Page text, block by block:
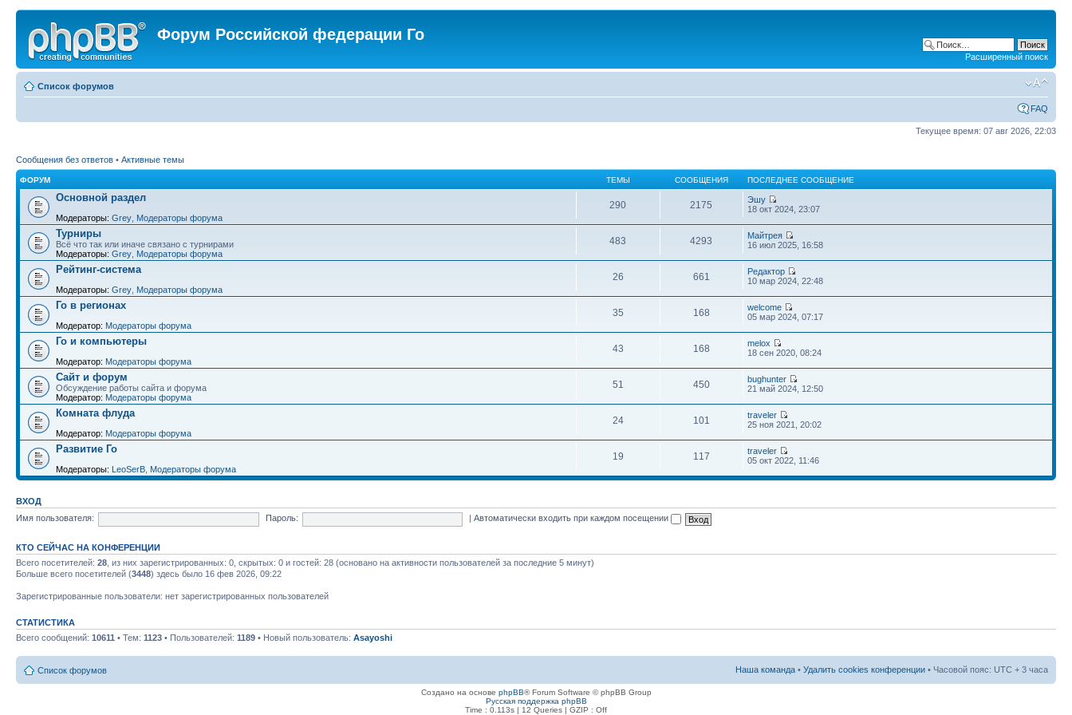
Форум Российской федерации Го
Расширенный поиск
Список форумов
FAQ
Текущее время: 07 авг 2026, 22:03
Сообщения без ответов • Активные темы
ФОРУМ ТЕМЫ СООБЩЕНИЯ ПОСЛЕДНЕЕ СООБЩЕНИЕ
Основной раздел
Модераторы: Grey Модераторы форума
290 2175
Эшу
18 окт 2024, 23:07
Турниры
Всё что так или иначе связано с турнирами
Модераторы: Grey Модераторы форума
483 4293
Майтрея
16 июл 2025, 16:58
Рейтинг-система
Модераторы: Grey Модераторы форума
26 661
Редактор
10 мар 2024, 22:48
Го в регионах
Модератор: Модераторы форума
35 168
welcome
05 мар 2024, 07:17
Го и компьютеры
Модератор: Модераторы форума
43 168
melox
18 сен 2020, 08:24
Сайт и форум
Обсуждение работы сайта и форума
Модератор: Модераторы форума
51 450
bughunter
21 май 2024, 12:50
Комната флуда
Модератор: Модераторы форума
24 101
traveler
25 ноя 2021, 20:02
Развитие Го
Модераторы: LeoSerB Модераторы форума
19 117
traveler
05 окт 2022, 11:46
ВХОД
Имя пользователя:
Пароль: |Автоматически входить при каждом посещении
КТО СЕЙЧАС НА КОНФЕРЕНЦИИ
Всего посетителей: 28 , из них зарегистрированных: 0, скрытых: 0 и гостей: 28 (основано на активности пользователей за последние 5 минут)
Больше всего посетителей (3448) здесь было 16 фев 2026, 09:22
Зарегистрированные пользователи: нет зарегистрированных пользователей
СТАТИСТИКА
Всего сообщений: 10611 • Тем: 1123 • Пользователей: 1189 • Новый пользователь: Asayoshi
Список форумов Наша команда • Удалить cookies конференции • Часовой пояс: UTC + 3 часа
Создано на основе phpBB® Forum Software © phpBB Group
Русская поддержка phpBB
Time : 0.113s | 12 Queries | GZIP : Off